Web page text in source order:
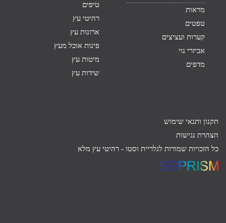
מראות
טפטים
קערות ועציצים
אביזרי נוי
מדפים
טיפים
רהיטי עץ
ארונות עץ
פינות אוכל מעץ
מיטות עץ
שידות עץ
תקנון ותנאי שימוש
הצהרת נגישות
כל הזכויות שמורות לגלריית וסטו - רהיטי עץ מלא